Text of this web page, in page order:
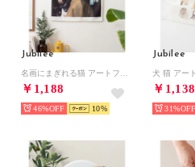
Jubilee
￥1,188
46% 10
Jubilee
￥1,138
31%